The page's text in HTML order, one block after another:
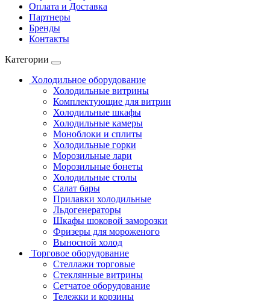
Оплата и Доставка
Партнеры
Бренды
Контакты
Категории
Холодильное оборудование
Холодильные витрины
Комплектующие для витрин
Холодильные шкафы
Холодильные камеры
Моноблоки и сплиты
Холодильные горки
Морозильные лари
Морозильные бонеты
Холодильные столы
Салат бары
Прилавки холодильные
Льдогенераторы
Шкафы шоковой заморозки
Фризеры для мороженого
Выносной холод
Торговое оборудование
Стеллажи торговые
Стеклянные витрины
Сетчатое оборудование
Тележки и корзины